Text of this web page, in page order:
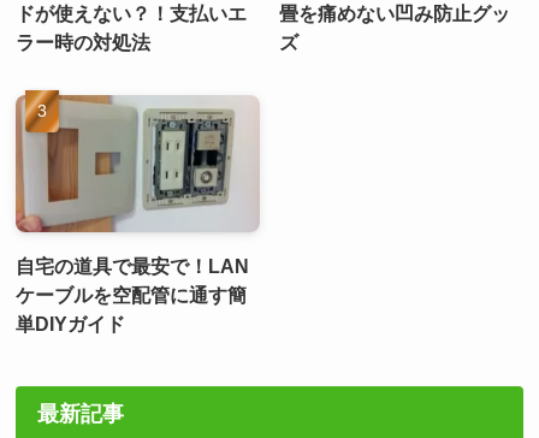
ドが使えない？！支払いエ
ラー時の対処法
畳を痛めない凹み防止グッ
ズ
自宅の道具で最安で！LAN
ケーブルを空配管に通す簡
単DIYガイド
最新記事